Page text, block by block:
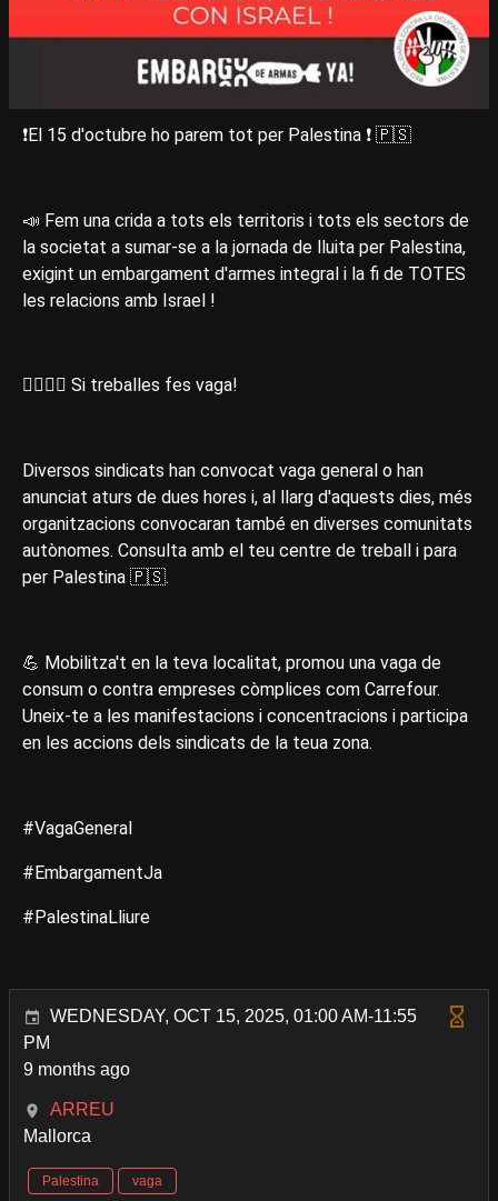
❗️El 15 d'octubre ho parem tot per Palestina ❗️ 🇵🇸
📣 Fem una crida a tots els territoris i tots els sectors de
la societat a sumar-se a la jornada de lluita per Palestina,
exigint un embargament d'armes integral i la fi de TOTES
les relacions amb Israel !
🙅‍♀️✊🏿 Si treballes fes vaga!
Diversos sindicats han convocat vaga general o han
anunciat aturs de dues hores i, al llarg d'aquests dies, més
organitzacions convocaran també en diverses comunitats
autònomes. Consulta amb el teu centre de treball i para
per Palestina 🇵🇸.
💪 Mobilitza't en la teva localitat, promou una vaga de
consum o contra empreses còmplices com Carrefour.
Uneix-te a les manifestacions i concentracions i participa
en les accions dels sindicats de la teua zona.
#VagaGeneral
#EmbargamentJa
#PalestinaLliure
WEDNESDAY, OCT 15, 2025, 01:00 AM-11:55
PM
9 months ago
ARREU
Mallorca
Palestina vaga